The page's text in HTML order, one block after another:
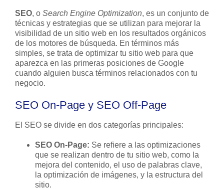
SEO, o Search Engine Optimization, es un conjunto de
técnicas y estrategias que se utilizan para mejorar la
visibilidad de un sitio web en los resultados orgánicos
de los motores de búsqueda. En términos más
simples, se trata de optimizar tu sitio web para que
aparezca en las primeras posiciones de Google
cuando alguien busca términos relacionados con tu
negocio.
SEO On-Page y SEO Off-Page
El SEO se divide en dos categorías principales:
SEO On-Page: Se refiere a las optimizaciones
que se realizan dentro de tu sitio web, como la
mejora del contenido, el uso de palabras clave,
la optimización de imágenes, y la estructura del
sitio.